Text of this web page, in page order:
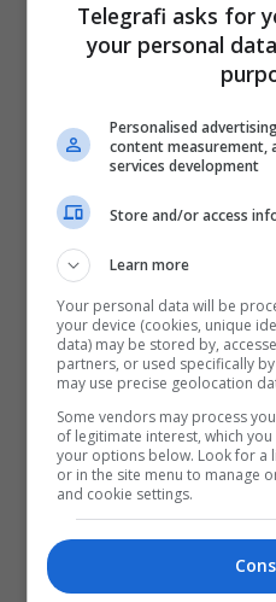
Telegrafi asks for
your personal
Personalised
content measurement,
services development
Store and/or access
Learn more
Your personal data will be
your device (cookies, unique
data) may be stored by,
partners, or used specifically
may use precise geolocation
Some vendors may process
of legitimate interest, which
your options below. Look for a
or in the site menu to manage
and cookie settings.